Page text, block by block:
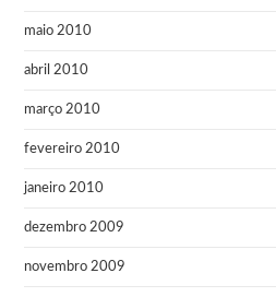
maio 2010
abril 2010
março 2010
fevereiro 2010
janeiro 2010
dezembro 2009
novembro 2009